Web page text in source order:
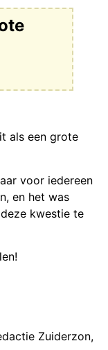
als een grote
voor iedereen
en het was
kwestie te
Zuiderzon,